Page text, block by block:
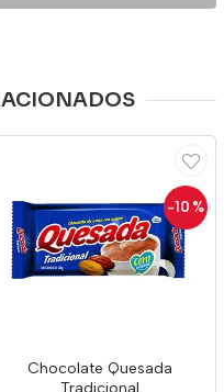
-10 %
Chocolate Quesada
Tradicional